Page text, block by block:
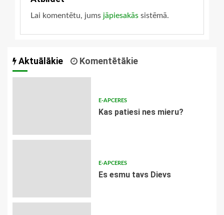
Lai komentētu, jums jāpiesakās sistēmā.
Aktuālākie Komentētākie
E-APCERES
​Kas patiesi nes mieru?
E-APCERES
Es esmu tavs Dievs